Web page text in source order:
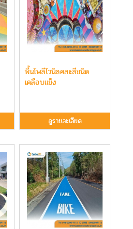
พื้นโพลีไวนิลคละสีชนิด
เคลือบแข็ง
ดูรายละเอียด